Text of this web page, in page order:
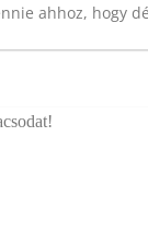
ahhoz, hogy